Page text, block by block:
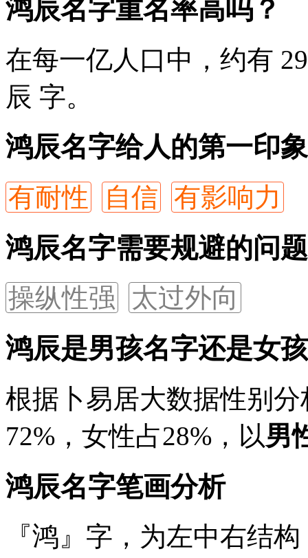
鸿辰名字重名率高吗？
在每一亿人口中，约有
辰 字。
鸿辰名字给人的第一印象
有耐性 自信 有影响力
鸿辰名字需要规避的问题
操纵性强 太过外向
鸿辰是男孩名字还是女
根据卜易居大数据性别
72% ，女性占28% ，以男
鸿辰名字笔画分析
『鸿』 字，为左中右结